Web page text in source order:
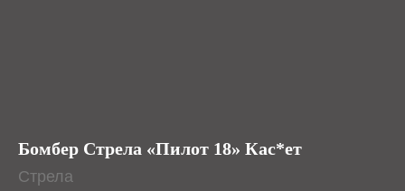
Бомбер Стрела «Пилот 18» Кас*ет
Стрела